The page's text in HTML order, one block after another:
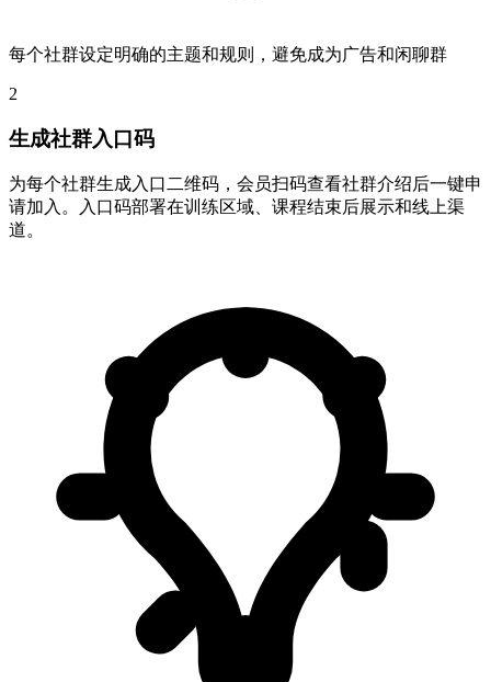
每个社群设定明确的主题和规则，避免成为广告和闲聊群
2
生成社群入口码
为每个社群生成入口二维码，会员扫码查看社群介绍后一键申
请加入。入口码部署在训练区域、课程结束后展示和线上渠
道。